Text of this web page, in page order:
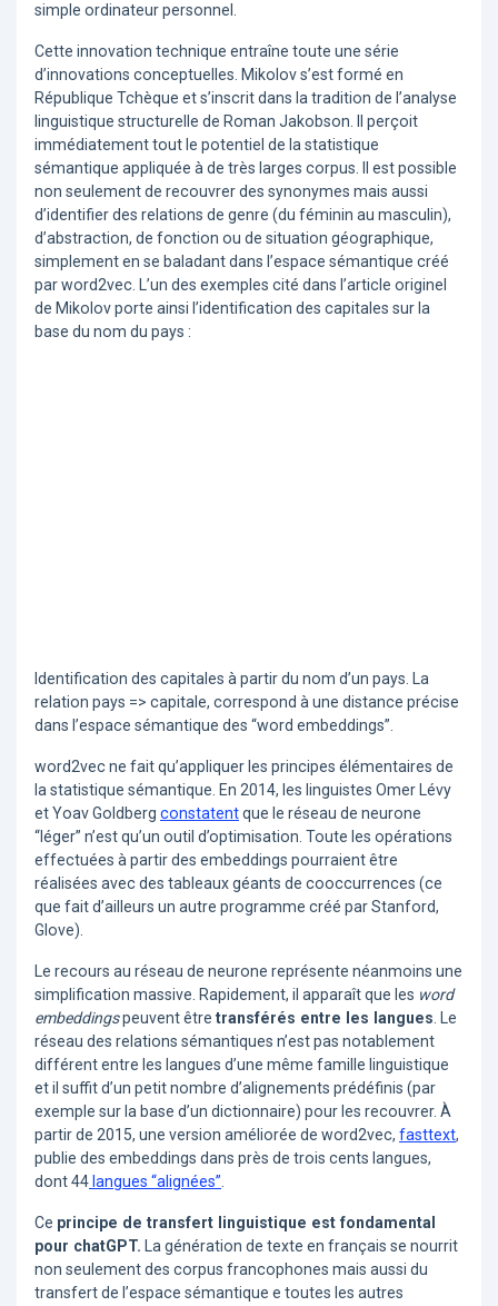
simple ordinateur personnel.
Cette innovation technique entraîne toute une série
d’innovations conceptuelles. Mikolov s’est formé en
République Tchèque et s’inscrit dans la tradition de l’analyse
linguistique structurelle de Roman Jakobson. Il perçoit
immédiatement tout le potentiel de la statistique
sémantique appliquée à de très larges corpus. Il est possible
non seulement de recouvrer des synonymes mais aussi
d’identifier des relations de genre (du féminin au masculin),
d’abstraction, de fonction ou de situation géographique,
simplement en se baladant dans l’espace sémantique créé
par word2vec. L’un des exemples cité dans l’article originel
de Mikolov porte ainsi l’identification des capitales sur la
base du nom du pays :
Identification des capitales à partir du nom d’un pays. La
relation pays => capitale, correspond à une distance précise
dans l’espace sémantique des “word embeddings”.
word2vec ne fait qu’appliquer les principes élémentaires de
la statistique sémantique. En 2014, les linguistes Omer Lévy
et Yoav Goldberg constatentque le réseau de neurone
“léger” n’est qu’un outil d’optimisation. Toute les opérations
effectuées à partir des embeddings pourraient être
réalisées avec des tableaux géants de cooccurrences (ce
que fait d’ailleurs un autre programme créé par Stanford,
Glove).
Le recours au réseau de neurone représente néanmoins une
simplification massive. Rapidement, il apparaît que les word
embeddingspeuvent être transférés entre les langues. Le
réseau des relations sémantiques n’est pas notablement
différent entre les langues d’une même famille linguistique
et il suffit d’un petit nombre d’alignements prédéfinis (par
exemple sur la base d’un dictionnaire) pour les recouvrer. À
partir de 2015, une version améliorée de word2vec, fasttext,
publie des embeddings dans près de trois cents langues,
dont 44 langues “alignées”.
Ce principe de transfert linguistique est fondamental
pour chatGPT. La génération de texte en français se nourrit
non seulement des corpus francophones mais aussi du
transfert de l’espace sémantique e toutes les autres